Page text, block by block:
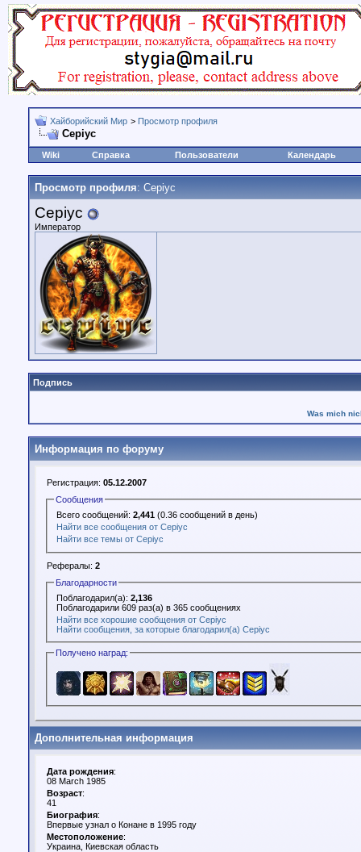
Хайборийский Мир > Просмотр профиля
Cepiyc
Wiki Справка Пользователи Календарь
Просмотр профиля: Cepiyc
Cepiyc
Император
Подпись
Was mich
Информация по форуму
Регистрация: 05.12.2007
Сообщения
Всего сообщений:2,441 (0.36 сообщений в день)
Найти все сообщения от Cepiyc
Найти все темы от Cepiyc
Рефералы: 2
Благодарности
Поблагодарил(а):2,136
Поблагодарили 609 раз(а) в 365 сообщениях
Найти все хорошие сообщения от Cepiyc
Найти сообщения, за которые благодарил(а) Cepiyc
Получено наград:
Дополнительная информация
Дата рождения:
08 March 1985
Возраст:
41
Биография:
Впервые узнал о Конане в 1995 году
Местоположение:
Украина, Киевская область